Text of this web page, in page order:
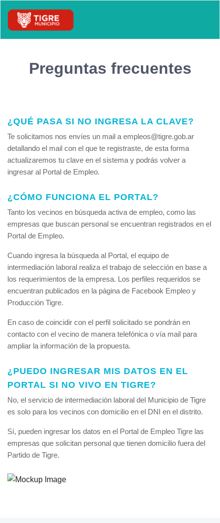
Preguntas frecuentes
¿QUÉ PASA SI NO INGRESA LA CLAVE?
Te solicitamos nos envíes un mail a empleos@tigre.gob.ar
detallando el mail con el que te registraste, de esta forma
actualizaremos tu clave en el sistema y podrás volver a
ingresar al Portal de Empleo.
¿CÓMO FUNCIONA EL PORTAL?
Tanto los vecinos en búsqueda activa de empleo, como las
empresas que buscan personal se encuentran registrados en el
Portal de Empleo.
Cuando ingresa la búsqueda al Portal, el equipo de
intermediación laboral realiza el trabajo de selección en base a
los requerimientos de la empresa. Los perfiles requeridos se
encuentran publicados en la página de Facebook Empleo y
Producción Tigre.
En caso de coincidir con el perfil solicitado se pondrán en
contacto con el vecino de manera telefónica o vía mail para
ampliar la información de la propuesta.
¿PUEDO INGRESAR MIS DATOS EN EL
PORTAL SI NO VIVO EN TIGRE?
No, el servicio de intermediación laboral del Municipio de Tigre
es solo para los vecinos con domicilio en el DNI en el distrito.
Sí, pueden ingresar los datos en el Portal de Empleo Tigre las
empresas que solicitan personal que tienen domicilio fuera del
Partido de Tigre.